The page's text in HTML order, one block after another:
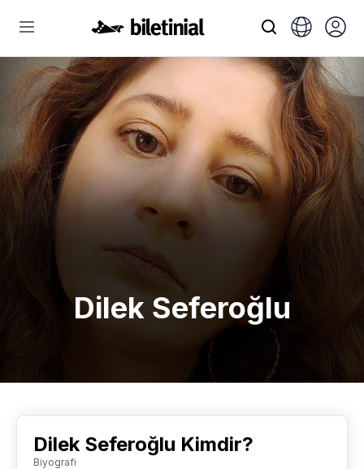
Dilek Seferoğlu
Dilek Seferoğlu Kimdir?
Biyografi